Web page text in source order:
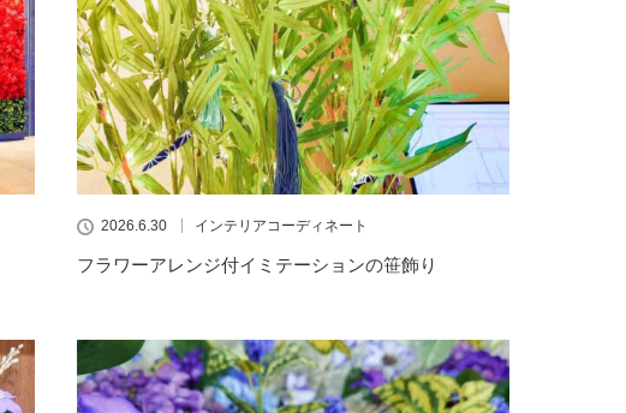
2026.6.30 インテリアコーディネート
フラワーアレンジ付イミテーションの笹飾り